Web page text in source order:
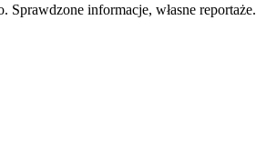
. Sprawdzone informacje, własne reportaże.